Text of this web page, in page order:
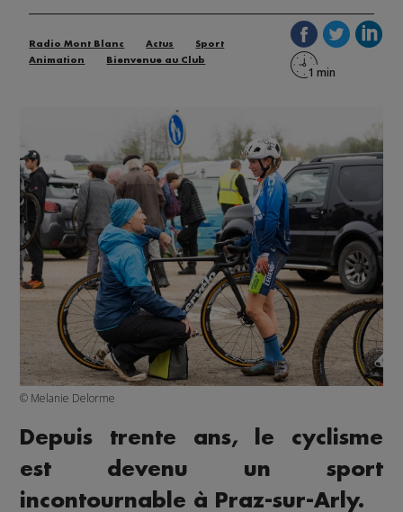
Radio Mont Blanc Actus
Sport
Animation
Bienvenue au Club
© Melanie Delorme
Depuis trente ans, le cyclisme
est devenu un sport
incontournable à Praz-sur-Arly.